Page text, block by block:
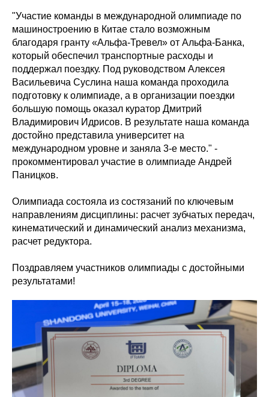
"Участие команды в международной олимпиаде по
машиностроению в Китае стало возможным
благодаря гранту «Альфа-Тревел» от Альфа-Банка,
который обеспечил транспортные расходы и
поддержал поездку. Под руководством Алексея
Васильевича Суслина наша команда проходила
подготовку к олимпиаде, а в организации поездки
большую помощь оказал куратор Дмитрий
Владимирович Идрисов. В результате наша команда
достойно представила университет на
международном уровне и заняла 3-е место." -
прокомментировал участие в олимпиаде Андрей
Паницков.
Олимпиада состояла из состязаний по ключевым
направлениям дисциплины: расчет зубчатых передач,
кинематический и динамический анализ механизма,
расчет редуктора.
Поздравляем участников олимпиады с достойными
результатами!